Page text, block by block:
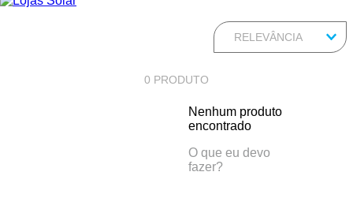
RELEVÂNCIA
0 PRODUTO
Nenhum produto
encontrado
O que eu devo
fazer?